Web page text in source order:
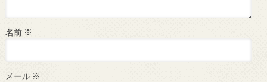
名前 ※
メール ※